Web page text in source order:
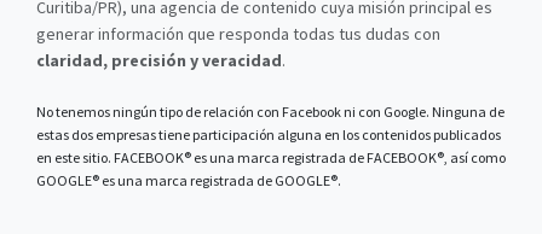
Curitiba/PR), una agencia de contenido cuya misión principal es
generar información que responda todas tus dudas con
claridad, precisión y veracidad.
No tenemos ningún tipo de relación con Facebook ni con Google. Ninguna de
estas dos empresas tiene participación alguna en los contenidos publicados
en este sitio. FACEBOOK® es una marca registrada de FACEBOOK®, así como
GOOGLE® es una marca registrada de GOOGLE®.